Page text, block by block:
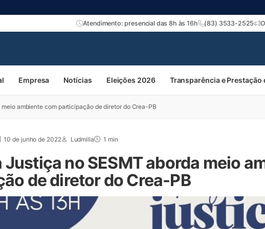
Atendimento: presencial das 8h às 16h (83) 3533-2525
Empresa Notícias Eleições 2026 Transparência e Prestação
ambiente com participação de diretor do Crea-PB
10 de junho de 2022 Ludmilla 1 min
Justiça no SESMT aborda meio
de diretor do Crea-PB